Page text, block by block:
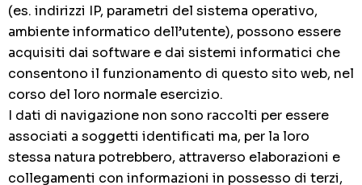
(es. indirizzi IP, parametri del sistema operativo,
ambiente informatico dell’utente), possono essere
acquisiti dai software e dai sistemi informatici che
consentono il funzionamento di questo sito web, nel
corso del loro normale esercizio.
I dati di navigazione non sono raccolti per essere
associati a soggetti identificati ma, per la loro
stessa natura potrebbero, attraverso elaborazioni e
collegamenti con informazioni in possesso di terzi,